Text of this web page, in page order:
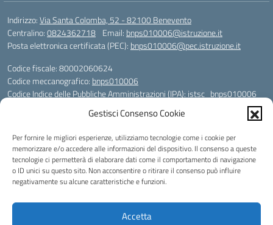
Gestisci Consenso Cookie
Per fornire le migliori esperienze, utilizziamo tecnologie come i cookie per
memorizzare e/o accedere alle informazioni del dispositivo. Il consenso a queste
tecnologie ci permetterà di elaborare dati come il comportamento di navigazione
o ID unici su questo sito. Non acconsentire o ritirare il consenso può influire
negativamente su alcune caratteristiche e funzioni.
Accetta
Indirizzo:Via Santa Colomba, 52 - 82100 Benevento
Centralino:0824362718 Email: bnps010006@istruzione.it
Posta elettronica certificata (PEC): bnps010006@pec.istruzione.it
Codice fiscale: 80002060624
Codice meccanografico: bnps010006
Codice Indice delle Pubbliche Amministrazioni (IPA): istsc_bnps010006
Codice Univoco per le fatture elettroniche: UFHWS5
Liceo Scientifico "Gaetano Rummo"
Conto Corrente Bancario (C.C.B.):
IT17 H 03069 15003 100000046036
Conto Tesoreria
CODICE TESORERIA: TU-421-0310110